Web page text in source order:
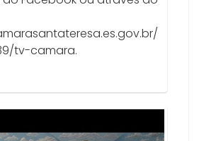
tv-camara.